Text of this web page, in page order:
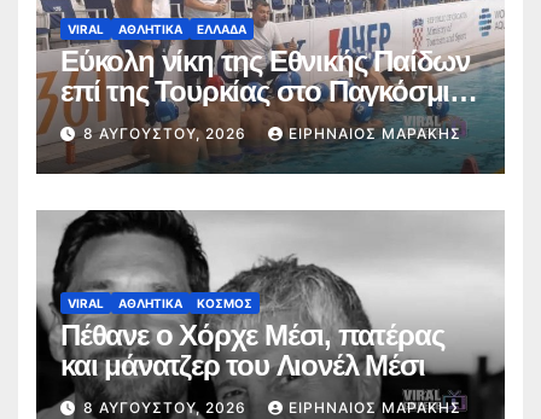
VIRAL ΑΘΛΗΤΙΚΑ ΕΛΛΑΔΑ
Εύκολη νίκη της Εθνικής Παίδων
επί της Τουρκίας στο Παγκόσμιο
Κ168 ΑΥΓΟΎΣΤΟΥ, 2026 ΕΙΡΗΝΑΊΟΣ ΜΑΡΆΚΗΣ
VIRAL ΑΘΛΗΤΙΚΑ ΚΟΣΜΟΣ
Πέθανε ο Χόρχε Μέσι, πατέρας
και μάνατζερ του Λιονέλ Μέσι
8 ΑΥΓΟΎΣΤΟΥ, 2026 ΕΙΡΗΝΑΊΟΣ ΜΑΡΆΚΗΣ